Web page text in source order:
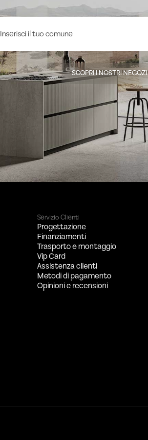
SCOPRI I NOSTRI NEGOZI
Servizio Clienti
Progettazione
Finanziamenti
Trasporto e montaggio
Vip Card
Assistenza clienti
Metodi di pagamento
Opinioni e recensioni